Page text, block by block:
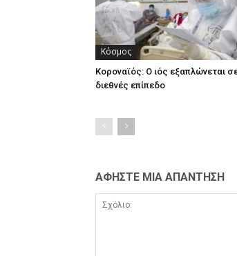
Κόσμος
Κοροναϊός: Ο ιός εξαπλώνεται
διεθνές επίπεδο
ΑΦΗΣΤΕ ΜΙΑ ΑΠΑΝΤΗΣΗ